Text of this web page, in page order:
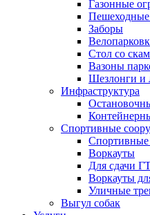
Газонные
Пешеходные
Заборы
Стол со
Вазоны
Шезлонги и
Инфраструктура
Спортивные
Воркауты
Для сдачи
Воркауты
Уличные
Выгул собак